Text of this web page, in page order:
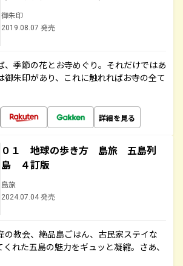
御朱印
2019.08.07 発売
、季節の花とお寺めぐり。それだけではあ
御朱印があり、これに触れればお寺の全て
詳細を見る
０１ 地球の歩き方 島旅 五島列
島 ４訂版
島旅
2024.07.04 発売
の教会、絶品島ごはん、古民家ステイな
れた五島の魅力をギュッと凝縮。さあ、